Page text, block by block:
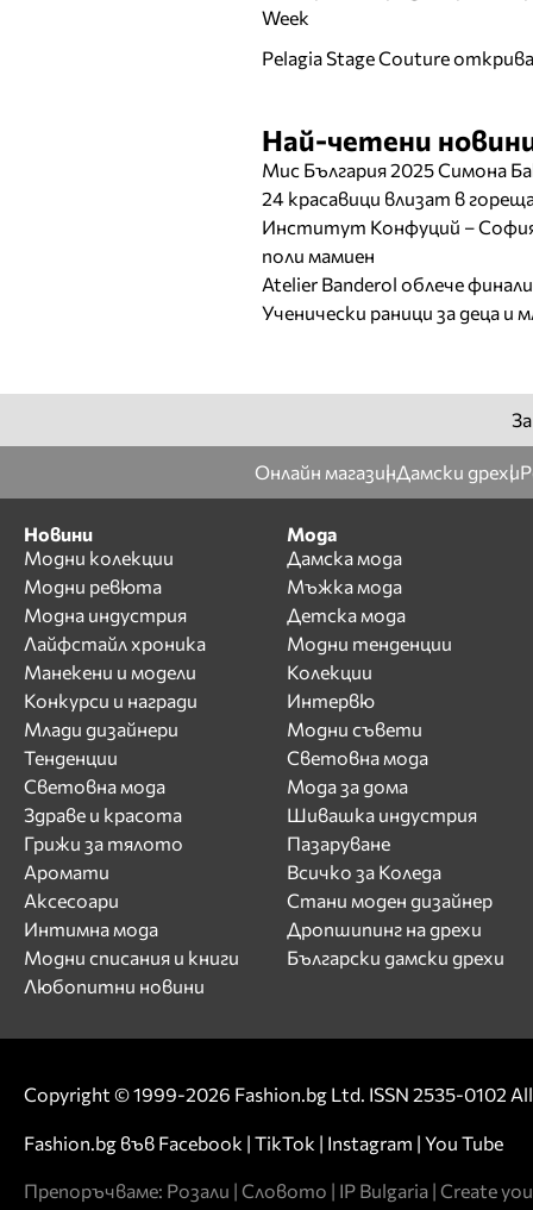
Week
Pelagia Stage Couture
Най-четени
Мис България 2025 Симона
24 красавици влизат в
Институт Конфуций –
поли мамиен
Atelier Banderol облече
Ученически раници за деца и
Онлайн магазинДамски дрехи
Новини
Модни колекции
Модни ревюта
Модна индустрия
Лайфстайл хроника
Манекени и модели
Конкурси и награди
Млади дизайнери
Тенденции
Световна мода
Здраве и красота
Грижи за тялото
Аромати
Аксесоари
Интимна мода
Модни списания и книги
Любопитни новини
Мода
Дамска мода
Мъжка мода
Детска мода
Модни тенденции
Колекции
Интервю
Модни съвети
Световна мода
Мода за дома
Шивашка индустрия
Пазаруване
Всичко за Коледа
Стани моден дизайнер
Дропшипинг на дрехи
Български дамски дрехи
Copyright © 1999-2026 Fashion.bg Ltd. ISSN 2535-0102
Fashion.bg във Facebook | TikTok | Instagram | You Tube
Препоръчваме: Розали | Словото | IP Bulgaria | Create